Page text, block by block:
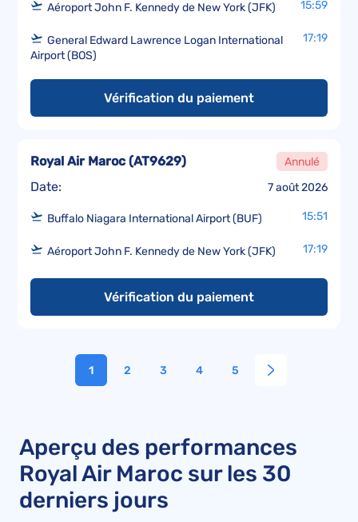
Aéroport John F. Kennedy de New York (JFK) 15:59
General Edward Lawrence Logan International
Airport (BOS)
17:19
Vérification du paiement
Date: 7 août 2026
Royal Air Maroc (AT9629) Annulé
Buffalo Niagara International Airport (BUF) 15:51
Aéroport John F. Kennedy de New York (JFK) 17:19
Vérification du paiement
1 2 3 4 5
Aperçu des performances
Royal Air Maroc sur les 30
derniers jours